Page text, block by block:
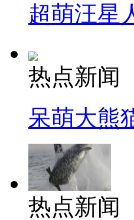
超萌汪星
热点新闻
呆萌大熊
热点新闻